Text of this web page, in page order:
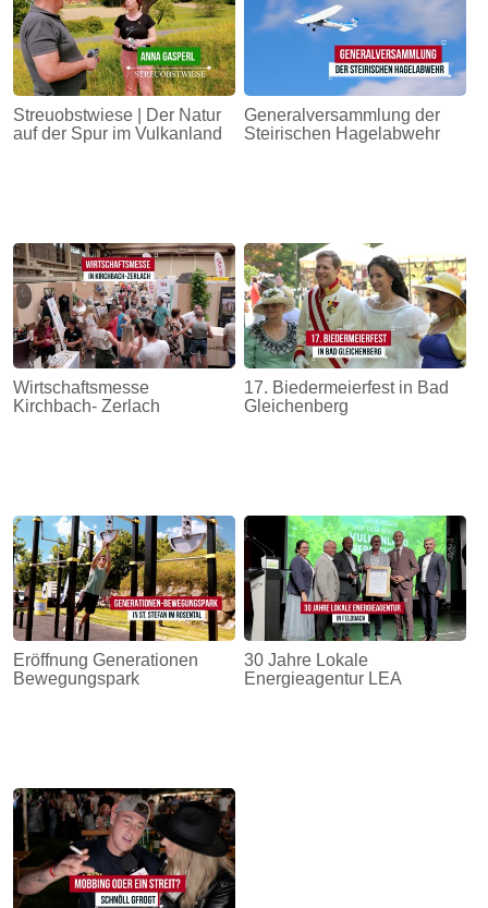
Streuobstwiese | Der Natur
auf der Spur im Vulkanland
Generalversammlung der
Steirischen Hagelabwehr
Wirtschaftsmesse
Kirchbach- Zerlach
17. Biedermeierfest in Bad
Gleichenberg
Eröffnung Generationen
Bewegungspark
30 Jahre Lokale
Energieagentur LEA